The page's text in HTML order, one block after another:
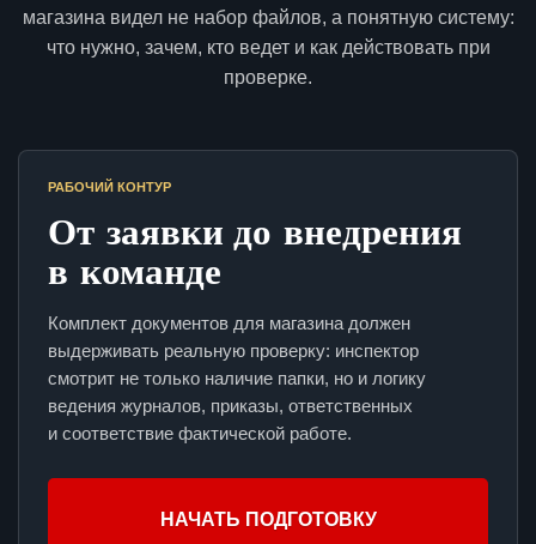
магазина видел не набор файлов, а понятную систему:
что нужно, зачем, кто ведет и как действовать при
проверке.
РАБОЧИЙ КОНТУР
От заявки до внедрения
в команде
Комплект документов для магазина должен
выдерживать реальную проверку: инспектор
смотрит не только наличие папки, но и логику
ведения журналов, приказы, ответственных
и соответствие фактической работе.
НАЧАТЬ ПОДГОТОВКУ